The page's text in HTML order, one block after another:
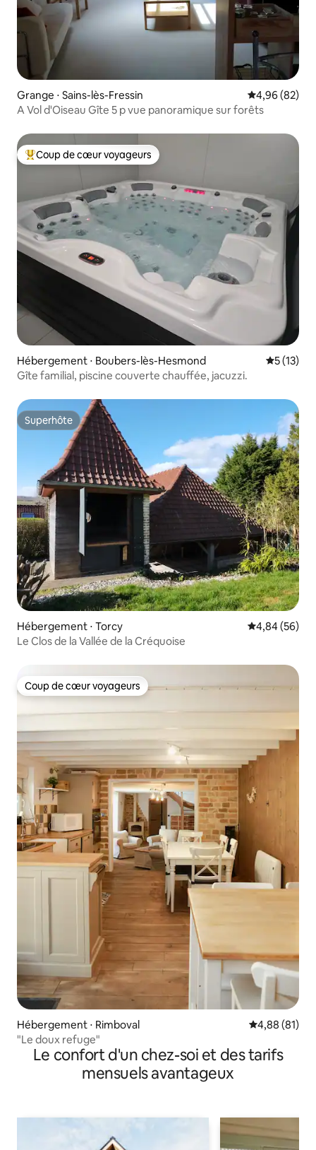
Grange ⋅ Sains-lès-Fressin Évaluation
4,96 (82)
A Vol d'Oiseau Gîte 5 p vue panoramique sur forêts
Coups de cœur voyageurs les plus appréciés
Coup de cœur voyageurs
Hébergement ⋅ Boubers-lès-Hesmond
5 (13)
Gîte familial, piscine couverte chauffée, jacuzzi.
Superhôte
Superhôte
Hébergement ⋅ Torcy Évaluation
4,84 (56)
Le Clos de la Vallée de la Créquoise
Coup de cœur voyageurs
Coup de cœur voyageurs
Hébergement ⋅ Rimboval Évaluation
4,88 (81)
"Le doux refuge"
Le confort d'un chez-soi et des tarifs
mensuels avantageux